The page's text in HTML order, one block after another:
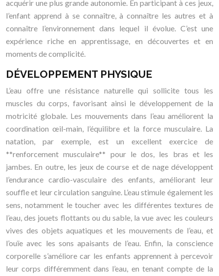
acquérir une plus grande autonomie. En participant à ces jeux,
l’enfant apprend à se connaître, à connaître les autres et à
connaître l’environnement dans lequel il évolue. C’est une
expérience riche en apprentissage, en découvertes et en
moments de complicité.
DÉVELOPPEMENT PHYSIQUE
L’eau offre une résistance naturelle qui sollicite tous les
muscles du corps, favorisant ainsi le développement de la
motricité globale. Les mouvements dans l’eau améliorent la
coordination œil-main, l’équilibre et la force musculaire. La
natation, par exemple, est un excellent exercice de
**renforcement musculaire** pour le dos, les bras et les
jambes. En outre, les jeux de course et de nage développent
l’endurance cardio-vasculaire des enfants, améliorant leur
souffle et leur circulation sanguine. L’eau stimule également les
sens, notamment le toucher avec les différentes textures de
l’eau, des jouets flottants ou du sable, la vue avec les couleurs
vives des objets aquatiques et les mouvements de l’eau, et
l’ouïe avec les sons apaisants de l’eau. Enfin, la conscience
corporelle s’améliore car les enfants apprennent à percevoir
leur corps différemment dans l’eau, en tenant compte de la